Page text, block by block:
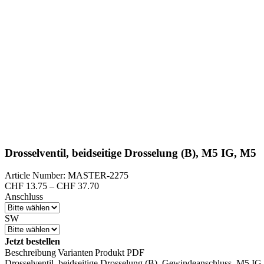
Drosselventil, beidseitige Drosselung (B), M5 IG, M5
Article Number: MASTER-2275
CHF 13.75 – CHF 37.70Preisspanne:
Anschluss
SW
Jetzt bestellen
BeschreibungVarianten Produkt PDF